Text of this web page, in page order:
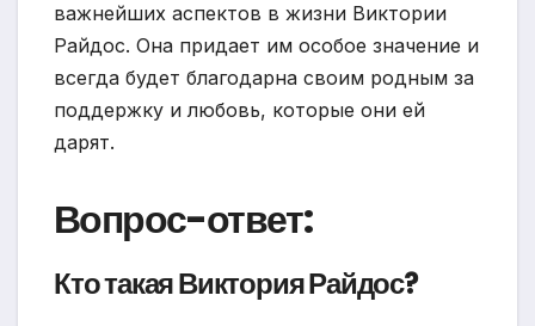
важнейших аспектов в жизни Виктории
Райдос. Она придает им особое значение и
всегда будет благодарна своим родным за
поддержку и любовь, которые они ей
дарят.
Вопрос-ответ:
Кто такая Виктория Райдос?